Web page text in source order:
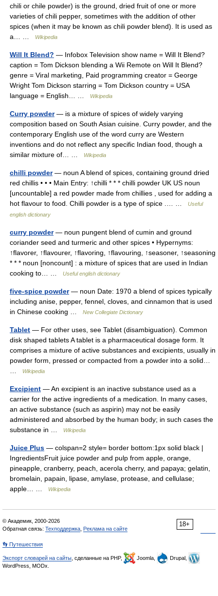
chili or chile powder) is the ground, dried fruit of one or more
varieties of chili pepper, sometimes with the addition of other
spices (when it may be known as chili powder blend). It is used as
a… …
Wikipedia
Will It Blend? — Infobox Television show name = Will It Blend?
caption = Tom Dickson blending a Wii Remote on Will It Blend?
genre = Viral marketing, Paid programming creator = George
Wright Tom Dickson starring = Tom Dickson country = USA
language = English… …
Wikipedia
Curry powder— is a mixture of spices of widely varying
composition based on South Asian cuisine. Curry powder, and the
contemporary English use of the word curry are Western
inventions and do not reflect any specific Indian food, though a
similar mixture of… …
Wikipedia
chilli powder— noun A blend of spices, containing ground dried
red chillis • • • Main Entry: ↑chilli * * * chilli powder UK US noun
[uncountable] a red powder made from chillies , used for adding a
hot flavour to food. Chilli powder is a type of spice .… …
Useful
english dictionary
curry powder— noun pungent blend of cumin and ground
coriander seed and turmeric and other spices • Hypernyms:
↑flavorer, ↑flavourer, ↑flavoring, ↑flavouring, ↑seasoner, ↑seasoning
* * * noun [noncount] : a mixture of spices that are used in Indian
cooking to… …
Useful english dictionary
five-spice powder— noun Date: 1970 a blend of spices typically
including anise, pepper, fennel, cloves, and cinnamon that is used
in Chinese cooking …
New Collegiate Dictionary
Tablet — For other uses, see Tablet (disambiguation). Common
disk shaped tablets A tablet is a pharmaceutical dosage form. It
comprises a mixture of active substances and excipients, usually in
powder form, pressed or compacted from a powder into a solid…
Wikipedia
Excipient — An excipient is an inactive substance used as a
carrier for the active ingredients of a medication. In many cases,
an active substance (such as aspirin) may not be easily
administered and absorbed by the human body; in such cases the
substance in …
Wikipedia
Juice Plus — colspan=2 style= border bottom:1px solid black |
IngredientsFruit juice powder and pulp from apple, orange,
pineapple, cranberry, peach, acerola cherry, and papaya; gelatin,
bromelain, papain, lipase, amylase, protease, and cellulase;
apple… …
Wikipedia
18+
© Академик, 2000-2026
Обратная связь: Техподдержка Реклама на сайте
👣 Путешествия
Экспорт словарей на сайты , сделанные на PHP, Joomla,
Drupal,
WordPress, MODx.